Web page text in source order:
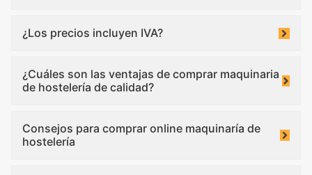
¿Los precios incluyen IVA?
¿Cuáles son las ventajas de comprar maquinaria
de hostelería de calidad?
Consejos para comprar online maquinaría de
hostelería